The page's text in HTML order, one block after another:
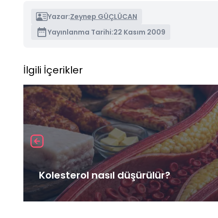
Yazar:Zeynep GÜÇLÜCAN
Yayınlanma Tarihi:22 Kasım 2009
İlgili İçerikler
Kolesterol nasıl düşürülür?